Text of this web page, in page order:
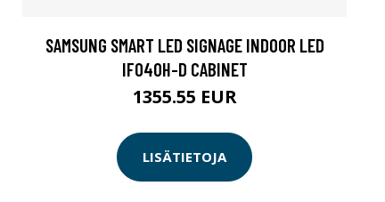
SAMSUNG SMART LED SIGNAGE INDOOR LED
IF040H-D CABINET
1355.55 EUR
LISÄTIETOJA